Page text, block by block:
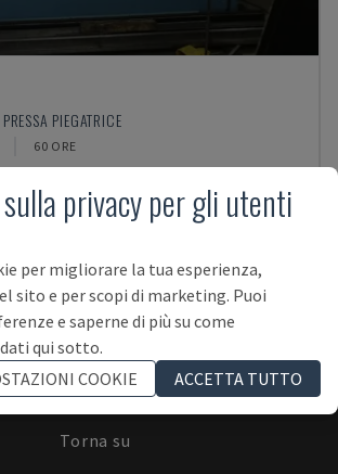
PIEGATRICE
60 ORE
ALLA NEWSLETTER!
Torna su
privacy per gli utenti
per migliorare la tua esperienza,
sito e per scopi di marketing. Puoi
e saperne di più su come
qui sotto.
COOKIE
ACCETTA TUTTO